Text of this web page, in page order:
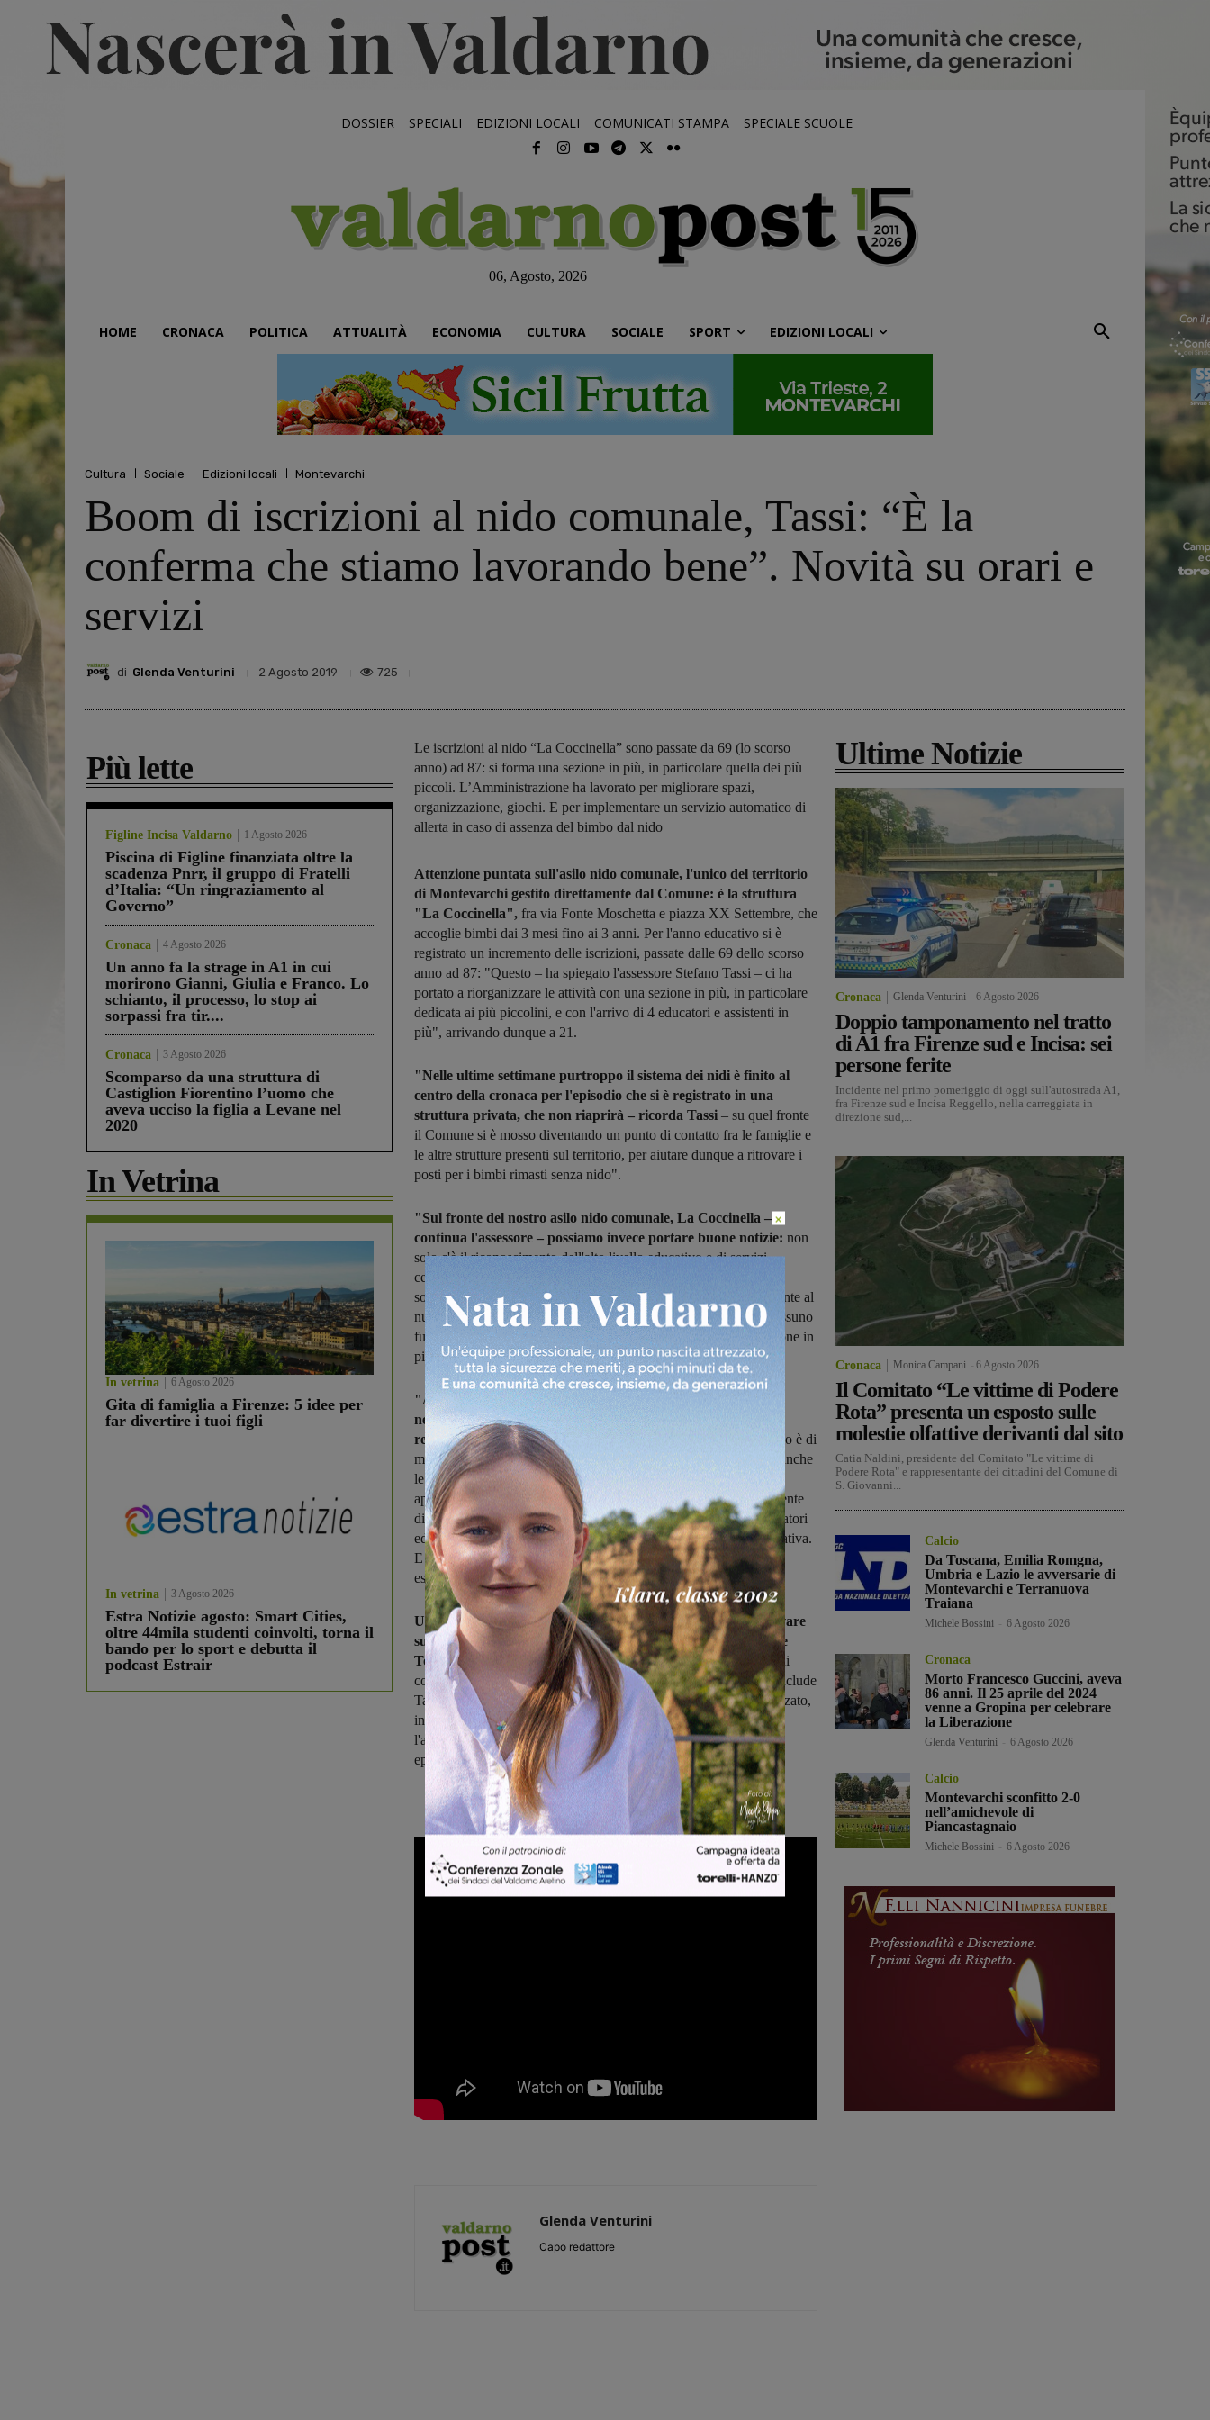
DOSSIER SPECIALI EDIZIONI LOCALI COMUNICATI STAMPA SPECIALE SCUOLE
06, Agosto, 2026
HOME CRONACA POLITICA ATTUALITÀ ECONOMIA CULTURA SOCIALE SPORT EDIZIONI LOCALI
Cultura Sociale Edizioni locali Montevarchi
Boom di iscrizioni al nido comunale, Tassi: “È la
conferma che stiamo lavorando bene”. Novità su orari e
servizi
di Glenda Venturini 2 Agosto 2019 725
Più lette
Figline Incisa Valdarno 1 Agosto 2026
Piscina di Figline finanziata oltre la
scadenza Pnrr, il gruppo di Fratelli
d’Italia: “Un ringraziamento al
Governo”
Cronaca 4 Agosto 2026
Un anno fa la strage in A1 in cui
morirono Gianni, Giulia e Franco. Lo
schianto, il processo, lo stop ai
sorpassi fra tir....
Cronaca 3 Agosto 2026
Scomparso da una struttura di
Castiglion Fiorentino l’uomo che
aveva ucciso la figlia a Levane nel
2020
In Vetrina
In vetrina 6 Agosto 2026
Gita di famiglia a Firenze: 5 idee per
far divertire i tuoi figli
In vetrina 3 Agosto 2026
Estra Notizie agosto: Smart Cities,
oltre 44mila studenti coinvolti, torna il
bando per lo sport e debutta il
podcast Estrair
Le iscrizioni al nido “La Coccinella” sono passate da 69 (lo scorso
anno) ad 87: si forma una sezione in più, in particolare quella dei più
piccoli. L’Amministrazione ha lavorato per migliorare spazi,
organizzazione, giochi. E per implementare un servizio automatico di
allerta in caso di assenza del bimbo dal nido
Attenzione puntata sull'asilo nido comunale, l'unico del territorio
di Montevarchi gestito direttamente dal Comune: è la struttura
"La Coccinella", fra via Fonte Moschetta e piazza XX Settembre, che
accoglie bimbi dai 3 mesi fino ai 3 anni. Per l'anno educativo si è
registrato un incremento delle iscrizioni, passate dalle 69 dello scorso
anno ad 87: "Questo – ha spiegato l'assessore Stefano Tassi – ci ha
portato a riorganizzare le attività con una sezione in più, in particolare
dedicata ai più piccolini, e con l'arrivo di 4 educatori e assistenti in
più", arrivando dunque a 21.
"Nelle ultime settimane purtroppo il sistema dei nidi è finito al
centro della cronaca per l'episodio che si è registrato in una
struttura privata, che non riaprirà – ricorda Tassi – su quel fronte
il Comune si è mosso diventando un punto di contatto fra le famiglie e
le altre strutture presenti sul territorio, per aiutare dunque a ritrovare i
posti per i bimbi rimasti senza nido".
"Sul fronte del nostro asilo nido comunale, La Coccinella –
continua l'assessore – possiamo invece portare buone notizie: non
solo c'è il riconoscimento dell'alto livello educativo e di servizi,
certificato dagli ispettori della Regione Toscana, ma c'è anche la
soddisfazione nel vedere crescere l'interesse delle famiglie. Di fronte al
numero crescente di iscrizioni, abbiamo deciso di non lasciare nessuno
fuori, di non creare liste di attesa: per questo formeremo una sezione in
più. Ce ne saranno 4, di cui 3 dal mattino e 1 solo pomeridiana".
"Abbiamo lavorato con la Coordinatrice per studiare tutte le
necessità e organizzare al meglio il servizio – aggiunge la
responsabile dell'Ufficio Scuola, Lia Vasarri
– perché l'obiettivo è di
mantenere alta la qualità. Nuovi giochi, attività che coinvolgono anche
le famiglie, personale che viene costantemente formato: l'ultimo
appalto è stato per un corso di aggiornamento triennale, che consente
di mantenere sempre alta l'attenzione sulla professionalità di educatori
ed assistenti, che sono sia dipendenti comunali che di una cooperativa.
E veniamo incontro alle esigenze delle famiglie: quest'anno per
esempio il nido è rimasto aperto per l'intero mese di luglio".
Una novità importante, entro la fine del 2019, dovrebbe arrivare
sul fronte della sicurezza, secondo le indicazioni della Regione
Toscana:
"Abbiamo già sperimentato in questi mesi un servizio di
controllo sulle presenze e assenze non giustificate dei bimbi – conclude
Tassi – ma stiamo lavorando per renderlo automatico e informatizzato,
in modo da evitare il rischio dell'errore umano. Segnalare subito
l'assenza del piccolo al nido può infatti evitare il ripetersi di tristi
episodi di cronaca che purtroppo ci sono stati in passato".
Glenda Venturini
Capo redattore
Ultime Notizie
Cronaca Glenda Venturini 6 Agosto 2026
Doppio tamponamento nel tratto
di A1 fra Firenze sud e Incisa: sei
persone ferite
Incidente nel primo pomeriggio di oggi sull'autostrada A1,
fra Firenze sud e Incisa Reggello, nella carreggiata in
direzione sud,...
Cronaca Monica Campani 6 Agosto 2026
Il Comitato “Le vittime di Podere
Rota” presenta un esposto sulle
molestie olfattive derivanti dal sito
Catia Naldini, presidente del Comitato "Le vittime di
Podere Rota" e rappresentante dei cittadini del Comune di
S. Giovanni...
Calcio
Da Toscana, Emilia Romgna,
Umbria e Lazio le avversarie di
Montevarchi e Terranuova
Traiana
Michele Bossini 6 Agosto 2026
Cronaca
Morto Francesco Guccini, aveva
86 anni. Il 25 aprile del 2024
venne a Gropina per celebrare
la Liberazione
Glenda Venturini 6 Agosto 2026
Calcio
Montevarchi sconfitto 2-0
nell’amichevole di
Piancastagnaio
Michele Bossini 6 Agosto 2026
×